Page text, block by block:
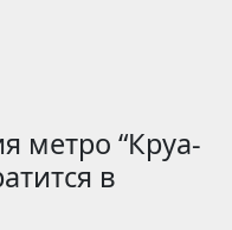
метро “Круа-
в